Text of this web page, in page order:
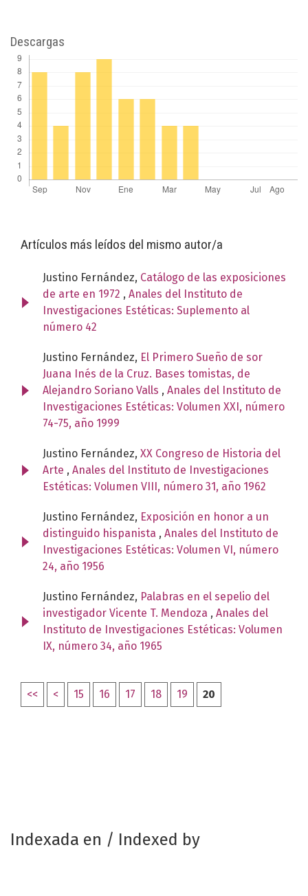
Descargas
Artículos más leídos del mismo autor/a
Justino Fernández, Catálogo de las exposiciones
de arte en 1972 , Anales del Instituto de
Investigaciones Estéticas: Suplemento al
número 42
Justino Fernández, El Primero Sueño de sor
Juana Inés de la Cruz. Bases tomistas, de
Alejandro Soriano Valls , Anales del Instituto de
Investigaciones Estéticas: Volumen XXI, número
74-75, año 1999
Justino Fernández, XX Congreso de Historia del
Arte , Anales del Instituto de Investigaciones
Estéticas: Volumen VIII, número 31, año 1962
Justino Fernández, Exposición en honor a un
distinguido hispanista , Anales del Instituto de
Investigaciones Estéticas: Volumen VI, número
24, año 1956
Justino Fernández, Palabras en el sepelio del
investigador Vicente T. Mendoza , Anales del
Instituto de Investigaciones Estéticas: Volumen
IX, número 34, año 1965
<< < 15 16 17 18 19 20
Indexada en / Indexed by